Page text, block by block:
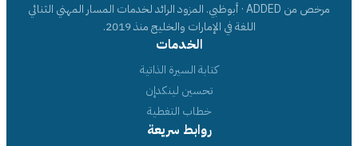
مرخص من ADDED · أبوظبي. المزود الرائد لخدمات المسار المهني الثنائي
اللغة في الإمارات والخليج منذ 2019.
الخدمات
كتابة السيرة الذاتية
تحسين لينكدإن
خطاب التغطية
روابط سريعة